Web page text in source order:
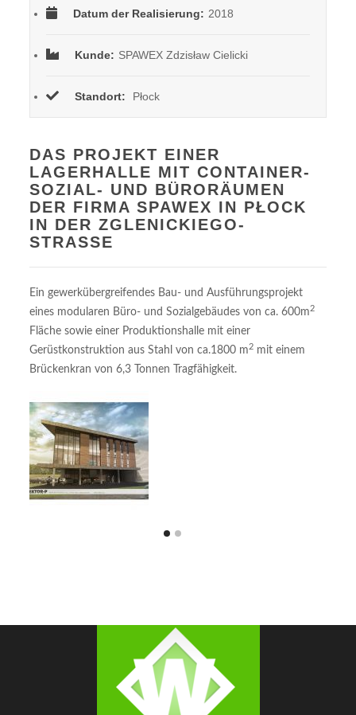
Datum der Realisierung: 2018
Kunde: SPAWEX Zdzisław Cielicki
Standort: Płock
DAS PROJEKT EINER
LAGERHALLE MIT CONTAINER-
SOZIAL- UND BÜRORÄUMEN
DER FIRMA SPAWEX IN PŁOCK
IN DER ZGLENICKIEGO-
STRASSE
Ein gewerkübergreifendes Bau- und Ausführungsprojekt
eines modularen Büro- und Sozialgebäudes von ca. 600m 2
Fläche sowie einer Produktionshalle mit einer
Gerüstkonstruktion aus Stahl von ca.1800 m 2mit einem
Brückenkran von 6,3 Tonnen Tragfähigkeit.